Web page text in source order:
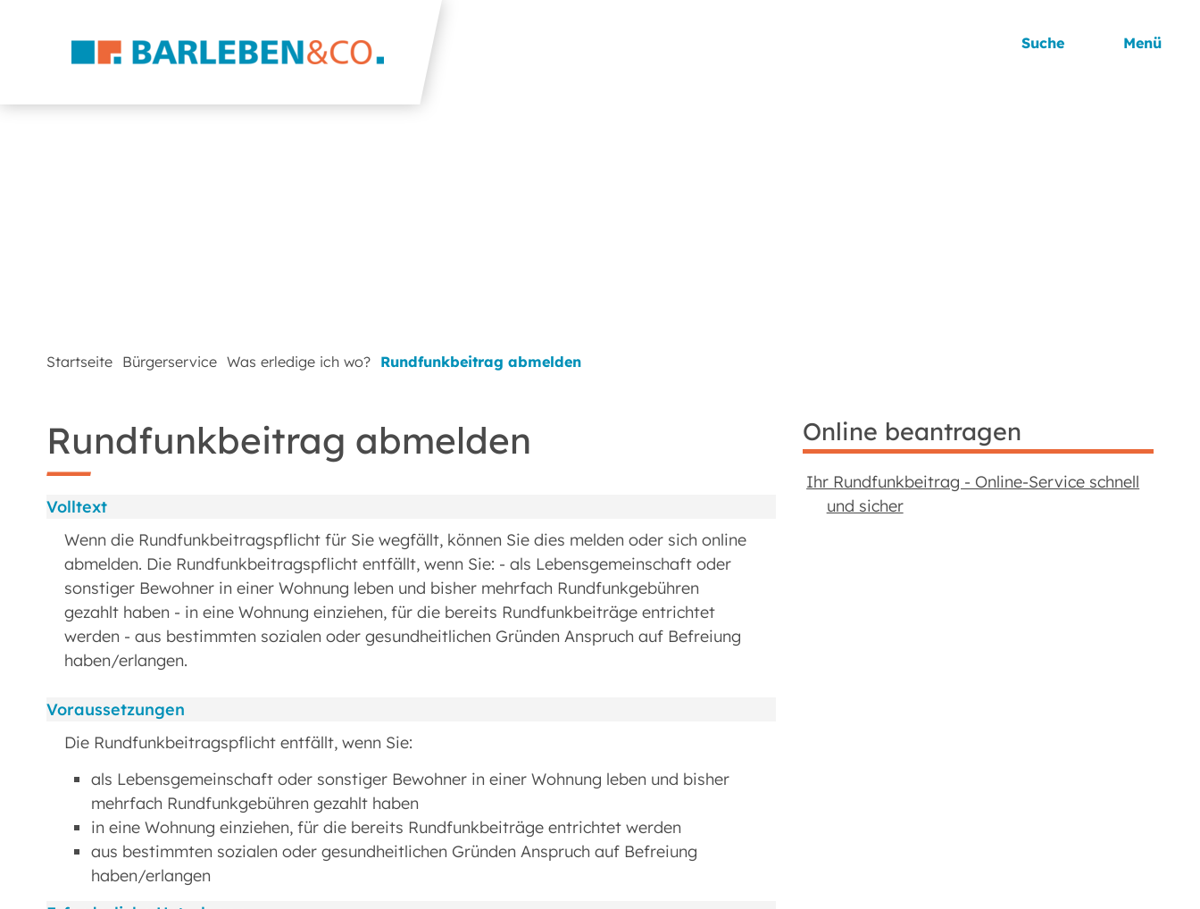
Suche Menü
Startseite Bürgerservice Was erledige ich wo? Rundfunkbeitrag abmelden
Rundfunkbeitrag abmelden
Volltext
Wenn die Rundfunkbeitragspflicht für Sie wegfällt, können Sie dies melden oder sich online
abmelden. Die Rundfunkbeitragspflicht entfällt, wenn Sie: - als Lebensgemeinschaft oder
sonstiger Bewohner in einer Wohnung leben und bisher mehrfach Rundfunkgebühren
gezahlt haben - in eine Wohnung einziehen, für die bereits Rundfunkbeiträge entrichtet
werden - aus bestimmten sozialen oder gesundheitlichen Gründen Anspruch auf Befreiung
haben/erlangen.
Voraussetzungen
Die Rundfunkbeitragspflicht entfällt, wenn Sie:
als Lebensgemeinschaft oder sonstiger Bewohner in einer Wohnung leben und bisher
mehrfach Rundfunkgebühren gezahlt haben
in eine Wohnung einziehen, für die bereits Rundfunkbeiträge entrichtet werden
aus bestimmten sozialen oder gesundheitlichen Gründen Anspruch auf Befreiung
haben/erlangen
Online beantragen
Ihr Rundfunk­beitrag - Online-Service schnell
und sicher